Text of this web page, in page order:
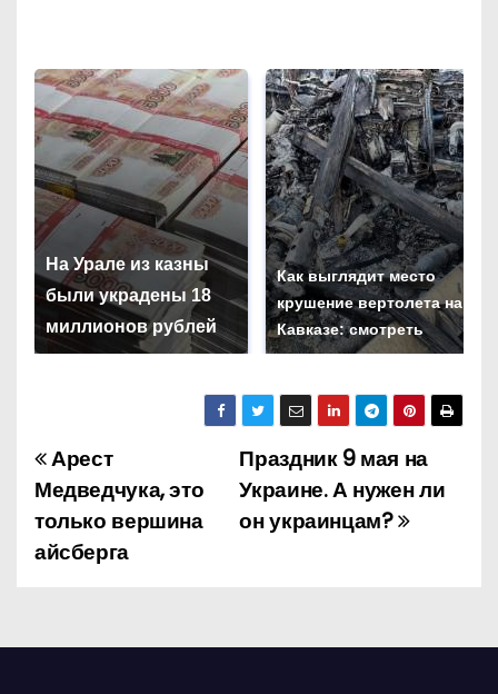
На Урале из казны
были украдены 18
миллионов рублей
Как выглядит место
крушение вертолета на
Кавказе: смотреть
Н
а
в
г
Праздник 9 мая на
Украине. А нужен ли
он украинцам?
Арест
Медведчука, это
только вершина
айсберга